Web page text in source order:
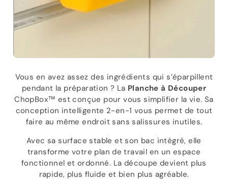
Vous en avez assez des ingrédients qui s’éparpillent
pendant la préparation ? La Planche à Découper
ChopBox™ est conçue pour vous simplifier la vie. Sa
conception intelligente 2-en-1 vous permet de tout
faire au même endroit sans salissures inutiles.
Avec sa surface stable et son bac intégré, elle
transforme votre plan de travail en un espace
fonctionnel et ordonné. La découpe devient plus
rapide, plus fluide et bien plus agréable.